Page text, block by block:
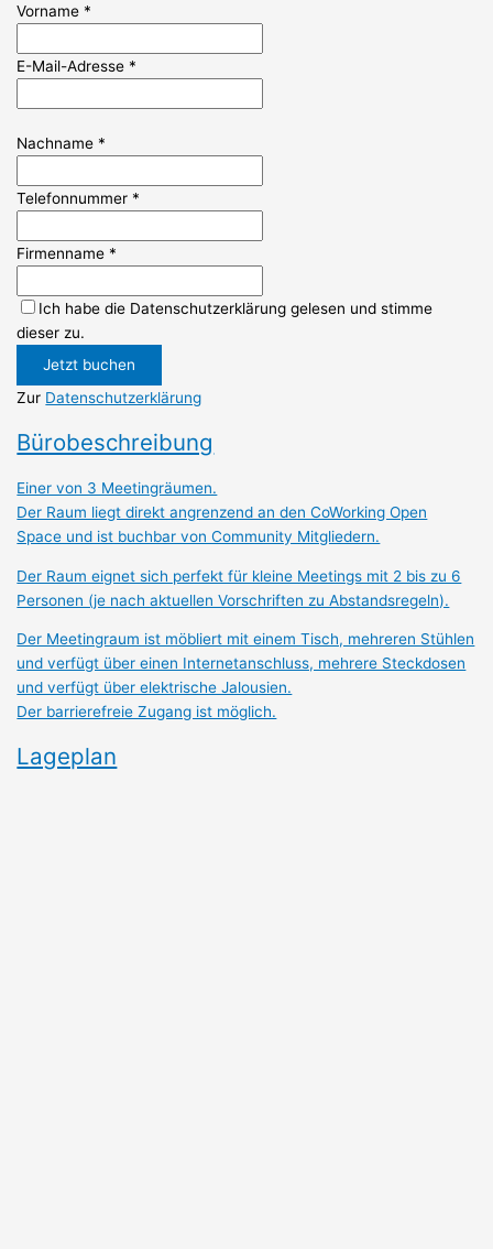
Vorname *
E-Mail-Adresse *
Nachname *
Telefonnummer *
Firmenname *
Ich habe die Datenschutzerklärung gelesen und stimme
dieser zu.
Jetzt buchen
Zur Datenschutzerklärung
Bürobeschreibung
Einer von 3 Meetingräumen.
Der Raum liegt direkt angrenzend an den CoWorking Open
Space und ist buchbar von Community Mitgliedern.
Der Raum eignet sich perfekt für kleine Meetings mit 2 bis zu 6
Personen (je nach aktuellen Vorschriften zu Abstandsregeln).
Der Meetingraum ist möbliert mit einem Tisch, mehreren Stühlen
und verfügt über einen Internetanschluss, mehrere Steckdosen
und verfügt über elektrische Jalousien.
Der barrierefreie Zugang ist möglich.
Lageplan